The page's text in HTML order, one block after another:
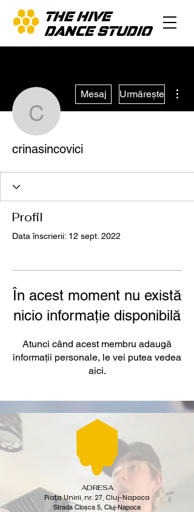
THE HIVE
DANCE STUDIO
crinasincovici
Mesaj Urmărește
crinasincovici
Profil
Data înscrierii: 12 sept. 2022
În acest moment nu există
nicio informație disponibilă
Atunci când acest membru adaugă
informații personale, le vei putea vedea
aici.
ADRESA
Piața Unirii, nr. 27, Cluj-Napoca
Strada Cloșca 5, Cluj-Napoca